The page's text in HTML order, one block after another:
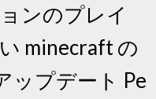
ンのプレイ
minecraft の
ップデート Pe